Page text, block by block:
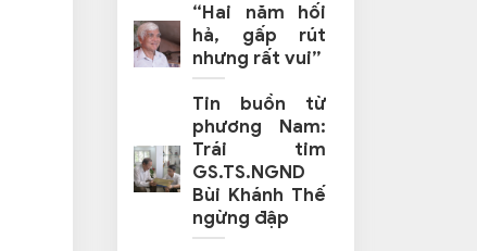
“Hai năm hối
hả, gấp rút
nhưng rất vui”
Tin buồn từ
phương Nam:
Trái tim
GS.TS.NGND
Bùi Khánh Thế
ngừng đập